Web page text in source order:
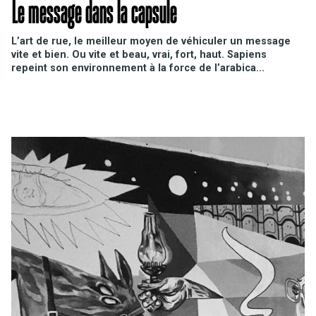
Le message dans la capsule
L’art de rue, le meilleur moyen de véhiculer un message
vite et bien. Ou vite et beau, vrai, fort, haut. Sapiens
repeint son environnement à la force de l’arabica...